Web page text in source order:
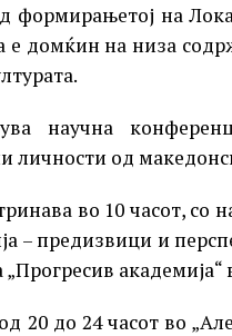
на
е домќин на низа
научна
личности од
во 10 часот, со
– предизвици и
„Прогресив
20 до 24 часот во